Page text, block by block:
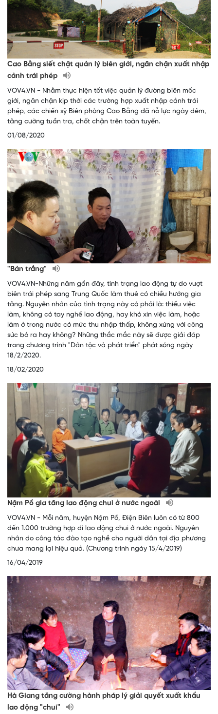
Cao Bằng siết chặt quản lý biên giới, ngăn chặn xuất nhập
cảnh trái phép
VOV4.VN - Nhằm thực hiện tốt việc quản lý đường biên mốc
giới, ngăn chặn kịp thời các trường hợp xuất nhập cảnh trái
phép, các chiến sỹ Biên phòng Cao Bằng đã nỗ lực ngày đêm,
tăng cường tuần tra, chốt chặn trên toàn tuyến.
01/08/2020
"Bản trắng"
VOV4.VN-Những năm gần đây, tình trạng lao động tự do vượt
biên trái phép sang Trung Quốc làm thuê có chiều hướng gia
tăng. Nguyên nhân của tình trạng này có phải là: thiếu việc
làm, không có tay nghề lao động, hay khó xin việc làm, hoặc
làm ở trong nước có mức thu nhập thấp, không xứng với công
sức bỏ ra hay không? Những thắc mắc này sẽ được giải đáp
trong chương trình "Dân tộc và phát triển" phát sóng ngày
18/2/2020.
18/02/2020
Nậm Pồ gia tăng lao động chui ở nước ngoài
VOV4.VN - Mỗi năm, huyện Nậm Pồ, Điện Biên luôn có từ 800
đến 1.000 trường hợp đi lao động chui ở nước ngoài. Nguyên
nhân do công tác đào tạo nghề cho người dân tại địa phương
chưa mang lại hiệu quả. (Chương trình ngày 15/4/2019)
16/04/2019
Hà Giang tăng cường hành pháp lý giải quyết xuất khẩu
lao động "chui"